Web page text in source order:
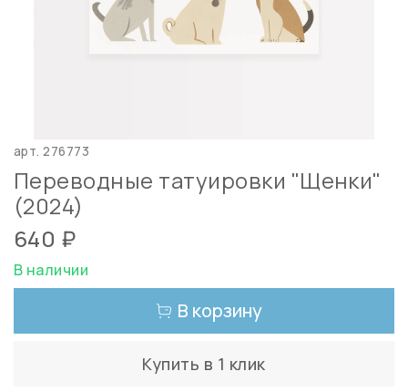
арт.276773
Переводные татуировки "Щенки"
(2024)
640 ₽
В наличии
В корзину
Купить в 1 клик